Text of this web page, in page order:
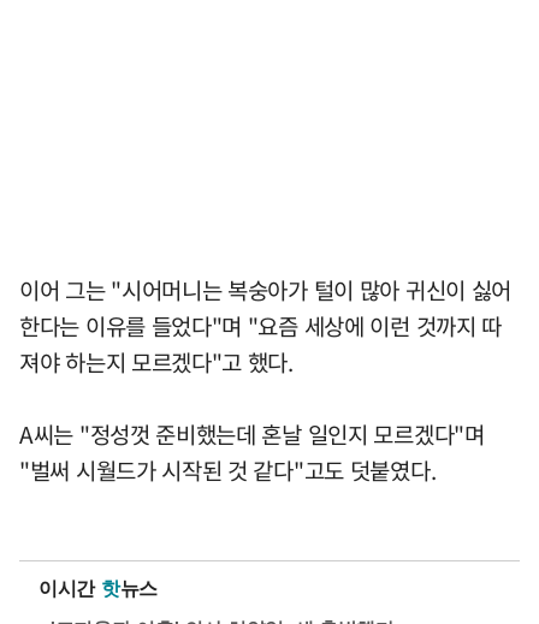
이어 그는 "시어머니는 복숭아가 털이 많아 귀신이 싫어
한다는 이유를 들었다"며 "요즘 세상에 이런 것까지 따
져야 하는지 모르겠다"고 했다.
A씨는 "정성껏 준비했는데 혼날 일인지 모르겠다"며
"벌써 시월드가 시작된 것 같다"고도 덧붙였다.
이시간 핫뉴스